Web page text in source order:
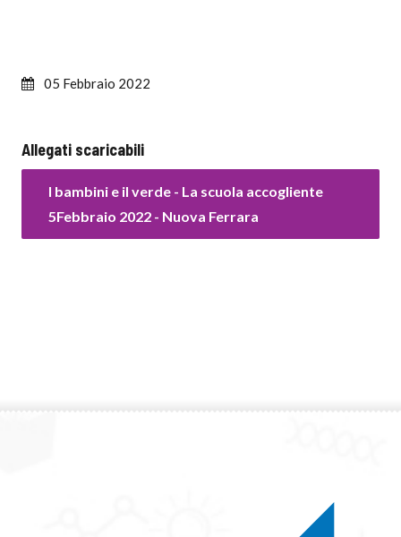
05 Febbraio 2022
Allegati scaricabili
I bambini e il verde - La scuola accogliente
5Febbraio 2022 - Nuova Ferrara